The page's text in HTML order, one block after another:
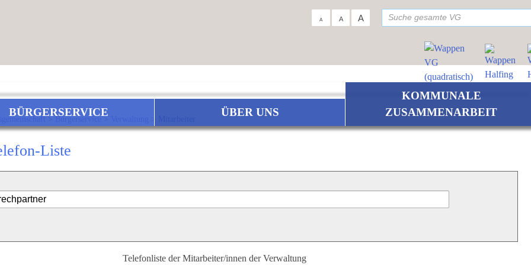
A A A
BÜRGERSERVICE ÜBER UNS
KOMMUNALE
ZUSAMMENARBEIT
>Bürgerservice>
Liste
Telefonliste der Mitarbeiter/innen der Verwaltung